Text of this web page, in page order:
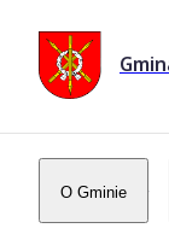
O Gminie